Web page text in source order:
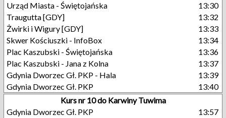
Urząd Miasta - Świętojańska
13:30
Traugutta [GDY]
13:32
Żwirki i Wigury [GDY]
13:33
Skwer Kościuszki - InfoBox
13:34
Plac Kaszubski - Świętojańska
13:36
Plac Kaszubski - Jana z Kolna
13:37
Gdynia Dworzec Gł. PKP - Hala
13:39
Gdynia Dworzec Gł. PKP
13:40
Kurs nr 10 do Karwiny Tuwima
Gdynia Dworzec Gł. PKP
13:57